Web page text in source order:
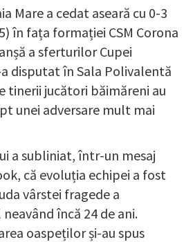
Mare a cedat aseară cu 0-3
în fața formației CSM Corona
a sferturilor Cupei
disputat în Sala Polivalentă
tinerii jucători băimăreni au
unei adversare mult mai
a subliniat, într-un mesaj
că evoluția echipei a fost
vârstei fragede a
încă 24 de ani.
oaspeților și-au spus